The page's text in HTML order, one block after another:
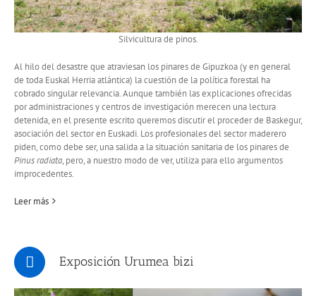
Silvicultura de pinos.
Al hilo del desastre que atraviesan los pinares de Gipuzkoa (y en general
de toda Euskal Herria atlántica) la cuestión de la política forestal ha
cobrado singular relevancia. Aunque también las explicaciones ofrecidas
por administraciones y centros de investigación merecen una lectura
detenida, en el presente escrito queremos discutir el proceder de Baskegur,
asociación del sector en Euskadi. Los profesionales del sector maderero
piden, como debe ser, una salida a la situación sanitaria de los pinares de
Pinus radiata, pero, a nuestro modo de ver, utiliza para ello argumentos
improcedentes.
Leer más
Exposición Urumea bizi